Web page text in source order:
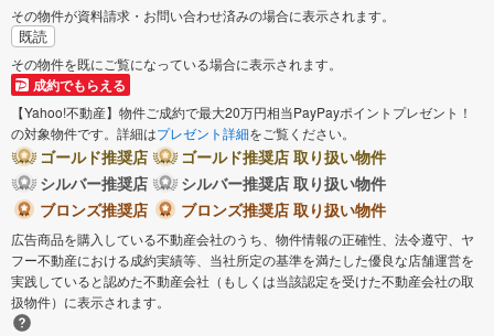
その物件が資料請求・お問い合わせ済みの場合に表示されます。
既読
その物件を既にご覧になっている場合に表示されます。
成約でもらえる
【Yahoo!不動産】物件ご成約で最大20万円相当PayPayポイントプレゼント！
の対象物件です。詳細はプレゼント詳細をご覧ください。
ゴールド推奨店
ゴールド推奨店 取り扱い物件
シルバー推奨店
シルバー推奨店 取り扱い物件
ブロンズ推奨店
ブロンズ推奨店 取り扱い物件
広告商品を購入している不動産会社のうち、物件情報の正確性、法令遵守、ヤ
フー不動産における成約実績等、当社所定の基準を満たした優良な店舗運営を
実践していると認めた不動産会社（もしくは当該認定を受けた不動産会社の取
扱物件）に表示されます。